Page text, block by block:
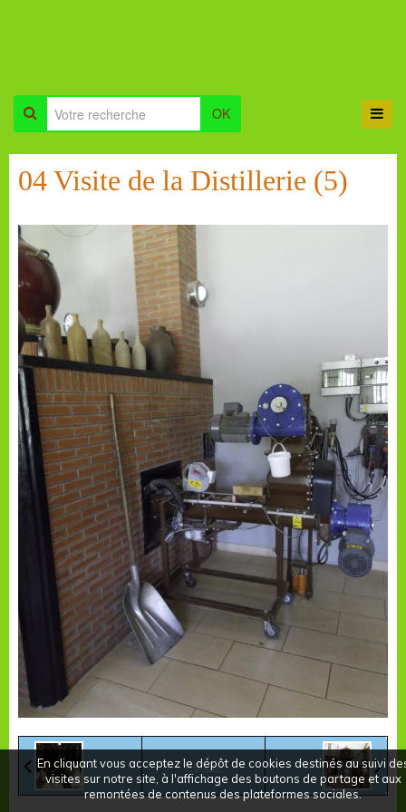
OK
04 Visite de la Distillerie (5)
Retour
En cliquant vous acceptez le dépôt de cookies destinés au suivi
visites sur notre site, à l'affichage des boutons de partage et aux
remontées de contenus des plateformes sociales.